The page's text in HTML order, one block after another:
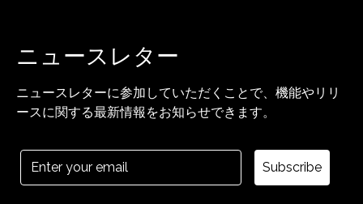
ニュースレター
ニュースレターに参加していただくことで、機能やリリ
ースに関する最新情報をお知らせできます。
Subscribe